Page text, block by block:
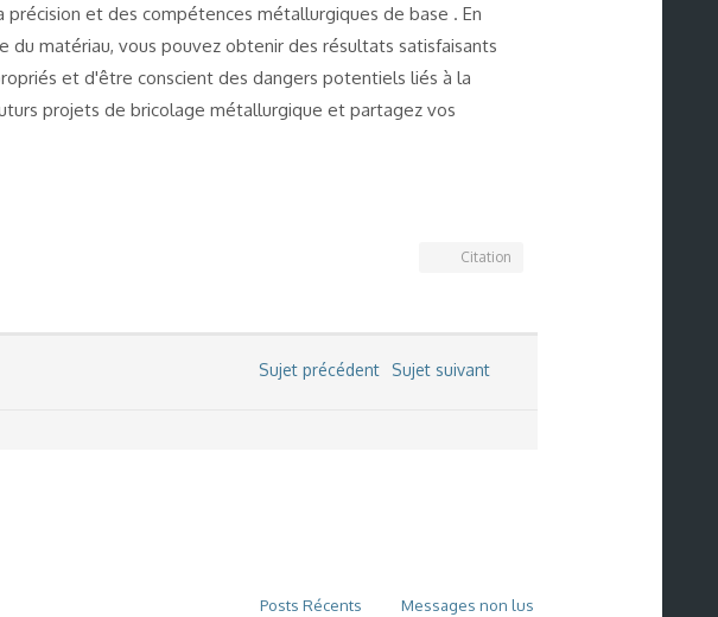
et des compétences métallurgiques de base . En
matériau, vous pouvez obtenir des résultats satisfaisants
et d'être conscient des dangers potentiels liés à la
projets de bricolage métallurgique et partagez vos
Citation
Sujet précédent Sujet suivant
Posts Récents Messages non lus